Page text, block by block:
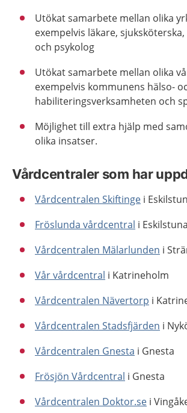
Utökat samarbete mellan olika
exempelvis läkare,
och psykolog
Utökat samarbete mellan olika
exempelvis kommunens hälso-
habiliteringsverksamheten och
Möjlighet till extra hjälp med
olika insatser.
Vårdcentraler som har
Vårdcentralen Skiftinge i
Fröslunda vårdcentral i Eskilstuna
Vårdcentralen Mälarlunden i
Vår vårdcentral i Katrineholm
Vårdcentralen Nävertorp i
Vårdcentralen Stadsfjärden i
Vårdcentralen Gnesta i Gnesta
Frösjön Vårdcentral i Gnesta
Vårdcentralen Doktor.se i